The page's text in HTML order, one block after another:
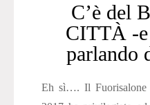
C’è del
CITTÀ -
parlando
Eh sì…. Il Fuorisalone